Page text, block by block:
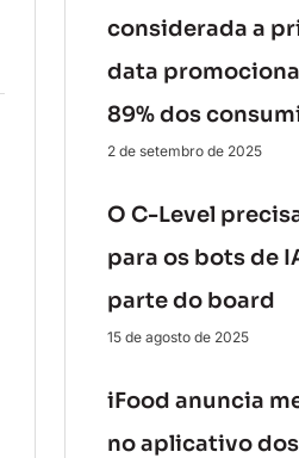
considerada a
data
89% dos
2 de setembro de 2025
O C-Level
para os bots de
parte do board
15 de agosto de 2025
iFood anuncia
no aplicativo dos